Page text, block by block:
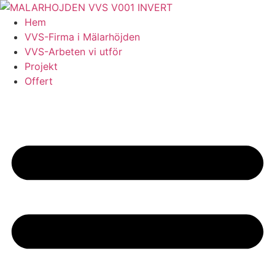
Skip
content
Hem
VVS-Firma i Mälarhöjden
VVS-Arbeten vi utför
Projekt
Offert